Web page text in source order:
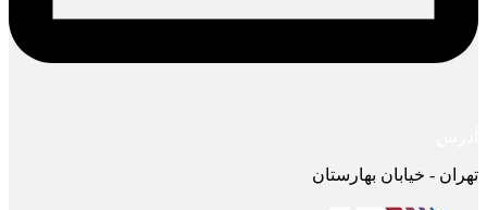
تهران - خیابان بهارستان